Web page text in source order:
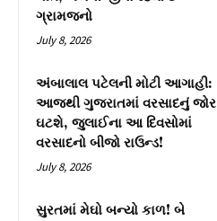
ગ્રામજનો
July 8, 2026
અંબાલાલ પટેલની મોટી આગાહી:
આજથી ગુજરાતમાં વરસાદનું જોર
ઘટશે, જુલાઈના આ દિવસોમાં
વરસાદનો બીજો રાઉન્ડ!
July 8, 2026
સુરતમાં મેઘો બન્યો કાળ! બે